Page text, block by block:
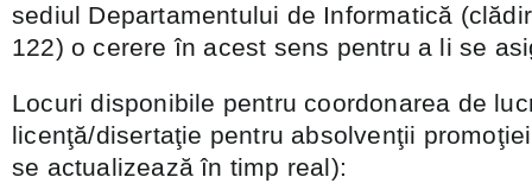
sediul Departamentului de Informatică
122) o cerere în acest sens pentru a li se
Locuri disponibile pentru coordonarea de
licenţă/disertaţie pentru absolvenţii
se actualizează în timp real):